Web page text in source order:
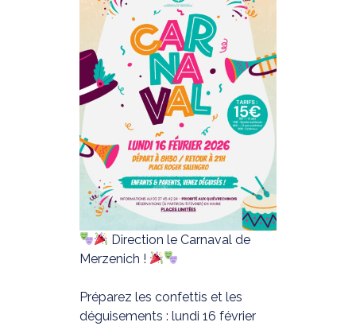
Direction le Carnaval de
Merzenich !
Préparez les confettis et les
déguisements : lundi 16 février